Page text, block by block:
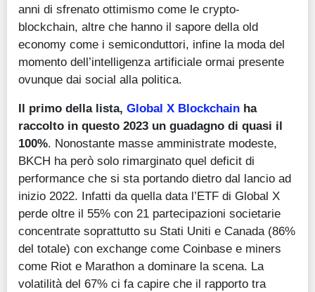
anni di sfrenato ottimismo come le crypto-
blockchain, altre che hanno il sapore della old
economy come i semiconduttori, infine la moda del
momento dell’intelligenza artificiale ormai presente
ovunque dai social alla politica.
Il primo della lista, Global X Blockchain ha
raccolto in questo 2023 un guadagno di quasi il
100%. Nonostante masse amministrate modeste,
BKCH ha però solo rimarginato quel deficit di
performance che si sta portando dietro dal lancio ad
inizio 2022. Infatti da quella data l’ETF di Global X
perde oltre il 55% con 21 partecipazioni societarie
concentrate soprattutto su Stati Uniti e Canada (86%
del totale) con exchange come Coinbase e miners
come Riot e Marathon a dominare la scena. La
volatilità del 67% ci fa capire che il rapporto tra